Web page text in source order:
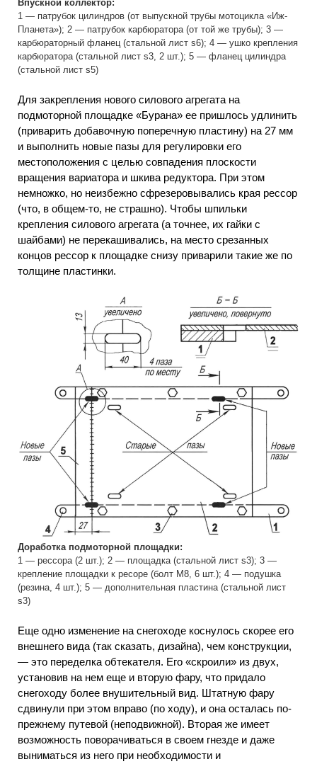
Впускной коллектор:
1 — патрубок цилиндров (от выпускной трубы мотоцикла «Иж-
Планета»); 2 — патрубок карбюратора (от той же трубы); 3 —
карбюраторный фланец (стальной лист s6); 4 — ушко крепления
карбюратора (стальной лист s3, 2 шт.); 5 — фланец цилиндра
(стальной лист s5)
Для закрепления нового силового агрегата на
подмоторной площадке «Бурана» ее пришлось удлинить
(приварить добавочную поперечную пластину) на 27 мм
и выполнить новые пазы для регулировки его
местоположения с целью совпадения плоскости
вращения вариатора и шкива редуктора. При этом
немножко, но неизбежно сфрезеровывались края рессор
(что, в общем-то, не страшно). Чтобы шпильки
крепления силового агрегата (а точнее, их гайки с
шайбами) не перекашивались, на место срезанных
концов рессор к площадке снизу приварили такие же по
толщине пластинки.
Доработка подмоторной площадки:
1 — рессора (2 шт.); 2 — площадка (стальной лист s3); 3 —
крепление площадки к ресоре (болт М8, 6 шт.); 4 — подушка
(резина, 4 шт.); 5 — дополнительная пластина (стальной лист
s3)
Еще одно изменение на снегоходе коснулось скорее его
внешнего вида (так сказать, дизайна), чем конструкции,
— это переделка обтекателя. Его «скроили» из двух,
установив на нем еще и вторую фару, что придало
снегоходу более внушительный вид. Штатную фару
сдвинули при этом вправо (по ходу), и она осталась по-
прежнему путевой (неподвижной). Вторая же имеет
возможность поворачиваться в своем гнезде и даже
выниматься из него при необходимости и